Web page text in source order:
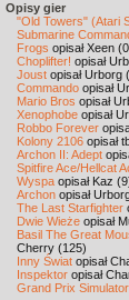
Opisy gier
"Old Towers" (Atari
Submarine
Frogs opisał Xeen
Choplifter! opisał
Joust opisał Urborg
Commando opisał
Mario Bros opisał
Xenophobe opisał
Robbo Forever
Kolony 2106 opisał
Archon II: Adept
Spitfire Ace/Hellcat
Wyspa opisał Kaz
Archon opisał
The Last Starfighter
Dwie Wieże opisał
Basil The Great
Cherry (125)
Inny Świat opisał
Inspektor opisał
Grand Prix Simulator